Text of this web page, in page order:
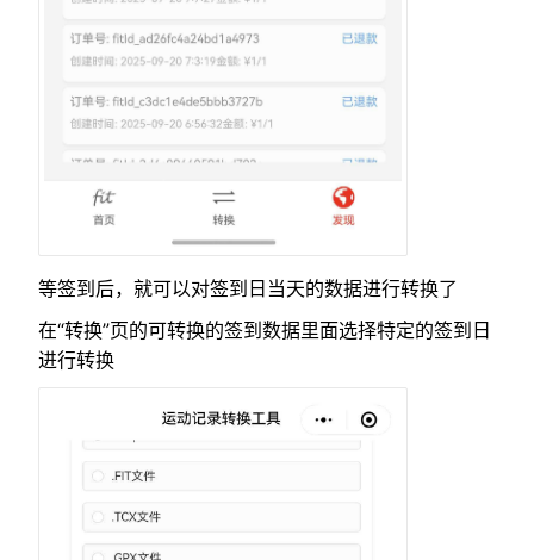
等签到后，就可以对签到日当天的数据进行转换了
在“转换”页的可转换的签到数据里面选择特定的签到日
进行转换